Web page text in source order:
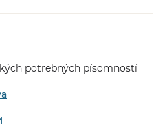
potrebných písomností